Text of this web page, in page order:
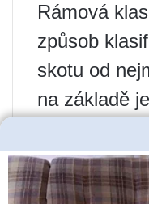
Rámová
způsob
skotu od
na základě
kyčlích).
přidělují
9, kde 1 je